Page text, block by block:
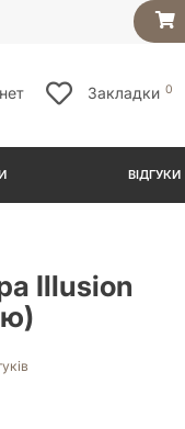
Закладки 0
ВІДГУКИ
Illusion